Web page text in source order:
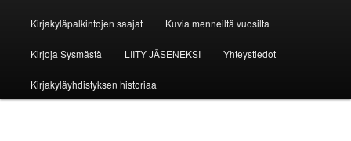
Kirjakyläpalkintojen saajat Kuvia menneiltä vuosilta
Kirjoja Sysmästä LIITY JÄSENEKSI Yhteystiedot
Kirjakyläyhdistyksen historiaa